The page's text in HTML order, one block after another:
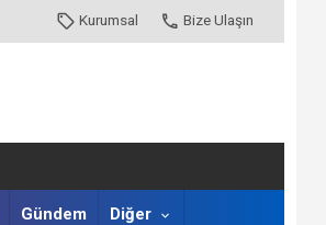
Kurumsal Bize Ulaşın
Gündem Diğer